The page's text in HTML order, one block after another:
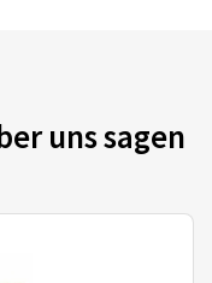
uns sagen